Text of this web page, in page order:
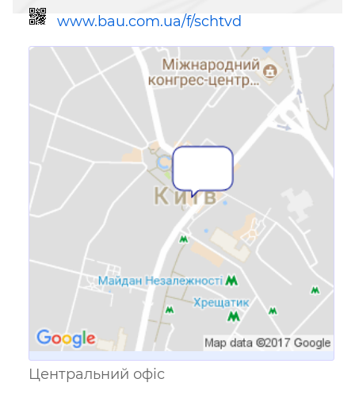
www.bau.com.ua/f/schtvd
Посилання для мобільних
пристроїв
Центральний офіс